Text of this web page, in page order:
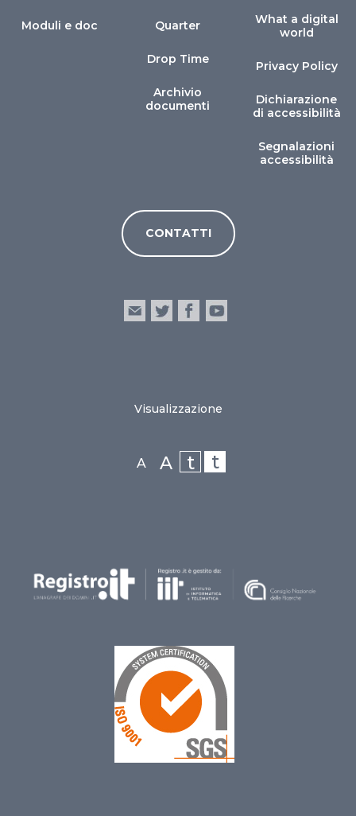
Moduli e doc Quarter
Drop Time
Archivio
documenti
What a digital
world
Privacy Policy
Dichiarazione
di accessibilità
Segnalazioni
accessibilità
CONTATTI
Visualizzazione
A A t t